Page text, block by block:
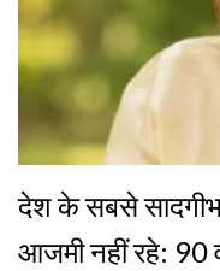
देश के सबसे
आजमी नहीं रहे: 90